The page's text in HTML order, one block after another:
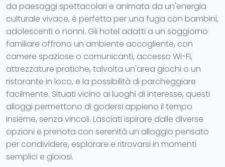
da paesaggi spettacolari e animata da un'energia
culturale vivace, è perfetta per una fuga con bambini,
adolescenti o nonni. Gli hotel adatti a un soggiorno
familiare offrono un ambiente accogliente, con
camere spaziose o comunicanti, accesso Wi-Fi,
attrezzature pratiche, talvolta un'area giochi o un
ristorante in loco, e la possibilità di parcheggiare
facilmente. Situati vicino ai luoghi di interesse, questi
alloggi permettono di godersi appieno il tempo
insieme, senza vincoli. Lasciati ispirare dalle diverse
opzioni e prenota con serenità un alloggio pensato
per condividere, esplorare e ritrovarsi in momenti
semplici e gioiosi.